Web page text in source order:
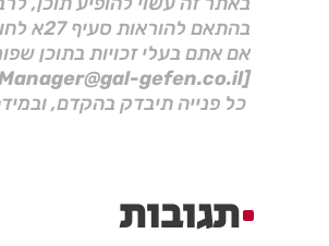
בהתאם להוראות סעיף 27א לחוק זכויות יוצרים, התשס"ח–2007.
אם אתם בעלי זכויות בתוכן
[Manager@gal-gefen.co.il]
כל פנייה תיבדק בהקדם,
תגובות